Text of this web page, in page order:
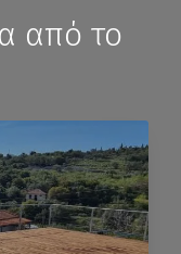
από το